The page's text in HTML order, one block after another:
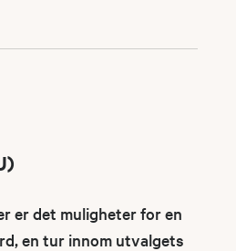
er det muligheter for en
en tur innom utvalgets